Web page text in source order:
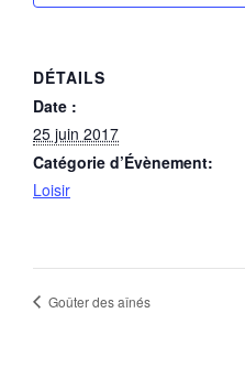
DÉTAILS
Date :
25 juin 2017
Catégorie d’Évènement:
Loisir
Goûter des aînés